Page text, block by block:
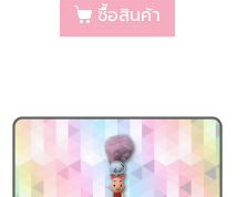
ซื้อสินค้า